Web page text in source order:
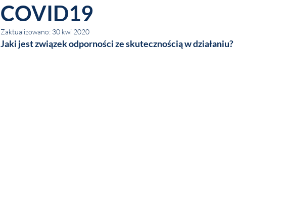
COVID19
Zaktualizowano: 30 kwi 2020
Jaki jest związek odporności ze skutecznością w działaniu?